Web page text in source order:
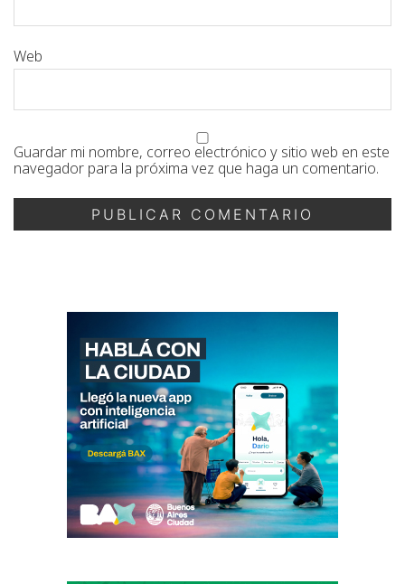
Web
Guardar mi nombre, correo electrónico y sitio web en este
navegador para la próxima vez que haga un comentario.